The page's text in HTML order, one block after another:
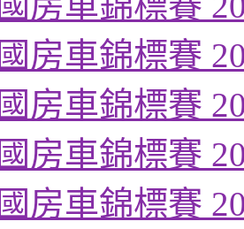
房車錦標賽
房車錦標賽
房車錦標賽
房車錦標賽